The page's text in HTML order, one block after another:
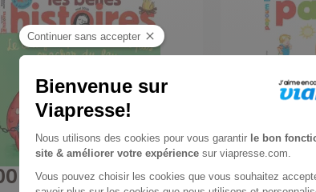
Histoires
€ -3%
Papoum
1 an
71,40 €
59,00 €